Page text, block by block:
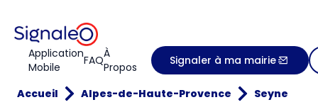
Application
Mobile
FAQÀ
Propos
Signaler à ma mairie
Accueil Alpes-de-Haute-Provence Seyne